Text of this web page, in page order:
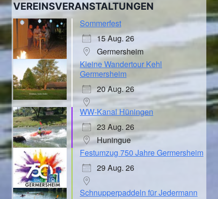
VEREINSVERANSTALTUNGEN
Sommerfest
15 Aug. 26
Germersheim
Kleine Wandertour Kehl
Germersheim
20 Aug. 26
WW-Kanal Hüningen
23 Aug. 26
Huningue
Festumzug 750 Jahre Germersheim
29 Aug. 26
Schnupperpaddeln für Jedermann